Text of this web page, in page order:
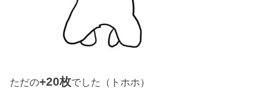
ただの+20枚でした（トホホ）